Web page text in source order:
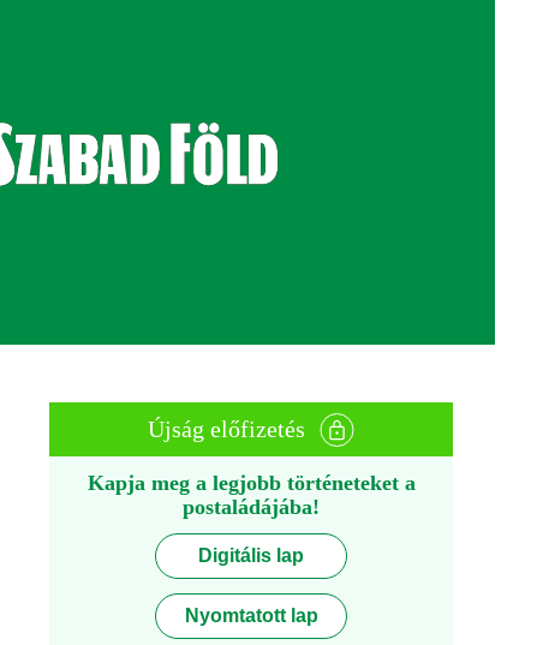
Újság előfizetés
Kapja meg a legjobb történeteket a
postaládájába!
Digitális lap
Nyomtatott lap